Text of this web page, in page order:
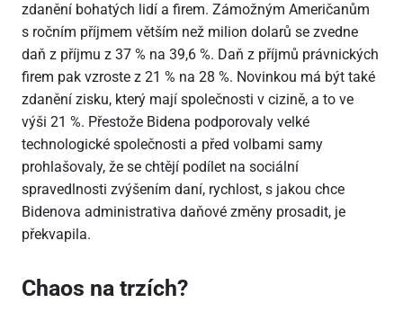
zdanění bohatých lidí a firem. Zámožným Američanům
s ročním příjmem větším než milion dolarů se zvedne
daň z příjmu z 37 % na 39,6 %. Daň z příjmů právnických
firem pak vzroste z 21 % na 28 %. Novinkou má být také
zdanění zisku, který mají společnosti v cizině, a to ve
výši 21 %. Přestože Bidena podporovaly velké
technologické společnosti a před volbami samy
prohlašovaly, že se chtějí podílet na sociální
spravedlnosti zvýšením daní, rychlost, s jakou chce
Bidenova administrativa daňové změny prosadit, je
překvapila.
Chaos na trzích?